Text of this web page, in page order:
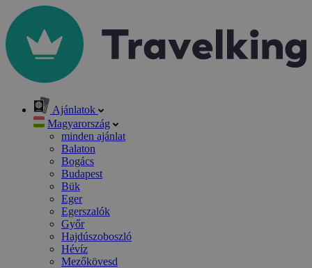
Ajánlatok
Magyarország
minden ajánlat
Balaton
Bogács
Budapest
Bük
Eger
Egerszalók
Győr
Hajdúszoboszló
Hévíz
Mezőkövesd